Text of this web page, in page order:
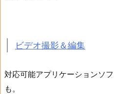
ビデオ撮影＆編集
対応可能アプリケーションソ
も。